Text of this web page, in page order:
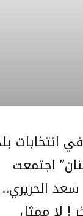
انتخابات
اجتمعت